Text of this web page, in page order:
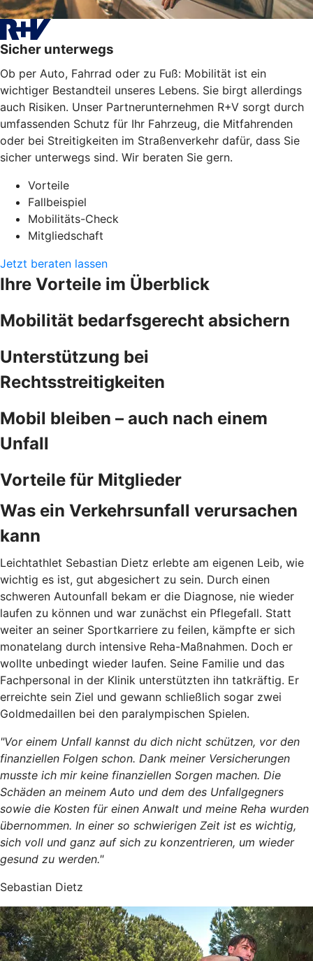
Sicher unterwegs
Ob per Auto, Fahrrad oder zu Fuß: Mobilität ist ein
wichtiger Bestandteil unseres Lebens. Sie birgt allerdings
auch Risiken. Unser Partnerunternehmen R+V sorgt durch
umfassenden Schutz für Ihr Fahrzeug, die Mitfahrenden
oder bei Streitigkeiten im Straßenverkehr dafür, dass Sie
sicher unterwegs sind. Wir beraten Sie gern.
Vorteile
Fallbeispiel
Mobilitäts-Check
Mitgliedschaft
Jetzt beraten lassen
Ihre Vorteile im Überblick
Mobilität bedarfsgerecht absichern
Unterstützung bei
Rechtsstreitigkeiten
Mobil bleiben – auch nach einem
Unfall
Vorteile für Mitglieder
Was ein Verkehrsunfall verursachen
kann
Leichtathlet Sebastian Dietz erlebte am eigenen Leib, wie
wichtig es ist, gut abgesichert zu sein. Durch einen
schweren Autounfall bekam er die Diagnose, nie wieder
laufen zu können und war zunächst ein Pflegefall. Statt
weiter an seiner Sportkarriere zu feilen, kämpfte er sich
monatelang durch intensive Reha-Maßnahmen. Doch er
wollte unbedingt wieder laufen. Seine Familie und das
Fachpersonal in der Klinik unterstützten ihn tatkräftig. Er
erreichte sein Ziel und gewann schließlich sogar zwei
Goldmedaillen bei den paralympischen Spielen.
"Vor einem Unfall kannst du dich nicht schützen, vor den
finanziellen Folgen schon. Dank meiner Versicherungen
musste ich mir keine finanziellen Sorgen machen. Die
Schäden an meinem Auto und dem des Unfallgegners
sowie die Kosten für einen Anwalt und meine Reha wurden
übernommen. In einer so schwierigen Zeit ist es wichtig,
sich voll und ganz auf sich zu konzentrieren, um wieder
gesund zu werden."
Sebastian Dietz